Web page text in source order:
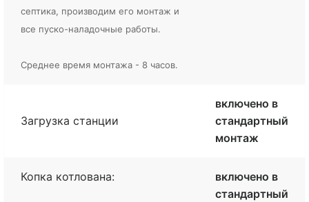
септика, производим его монтаж и
все пуско-наладочные работы.
Среднее время монтажа - 8 часов.
Загрузка станции
включено в
стандартный
монтаж
Копка котлована:
включено в
стандартный